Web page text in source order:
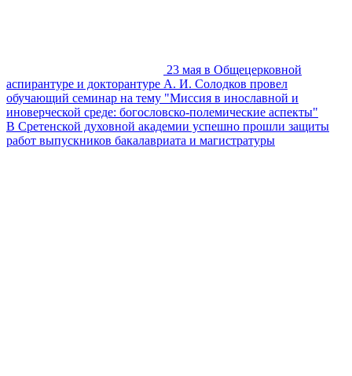
23 мая в Общецерковной
аспирантуре и докторантуре А. И. Солодков провел
обучающий семинар на тему "Миссия в инославной и
иноверческой среде: богословско-полемические аспекты"
В Сретенской духовной академии успешно прошли защиты
работ выпускников бакалавриата и магистратуры